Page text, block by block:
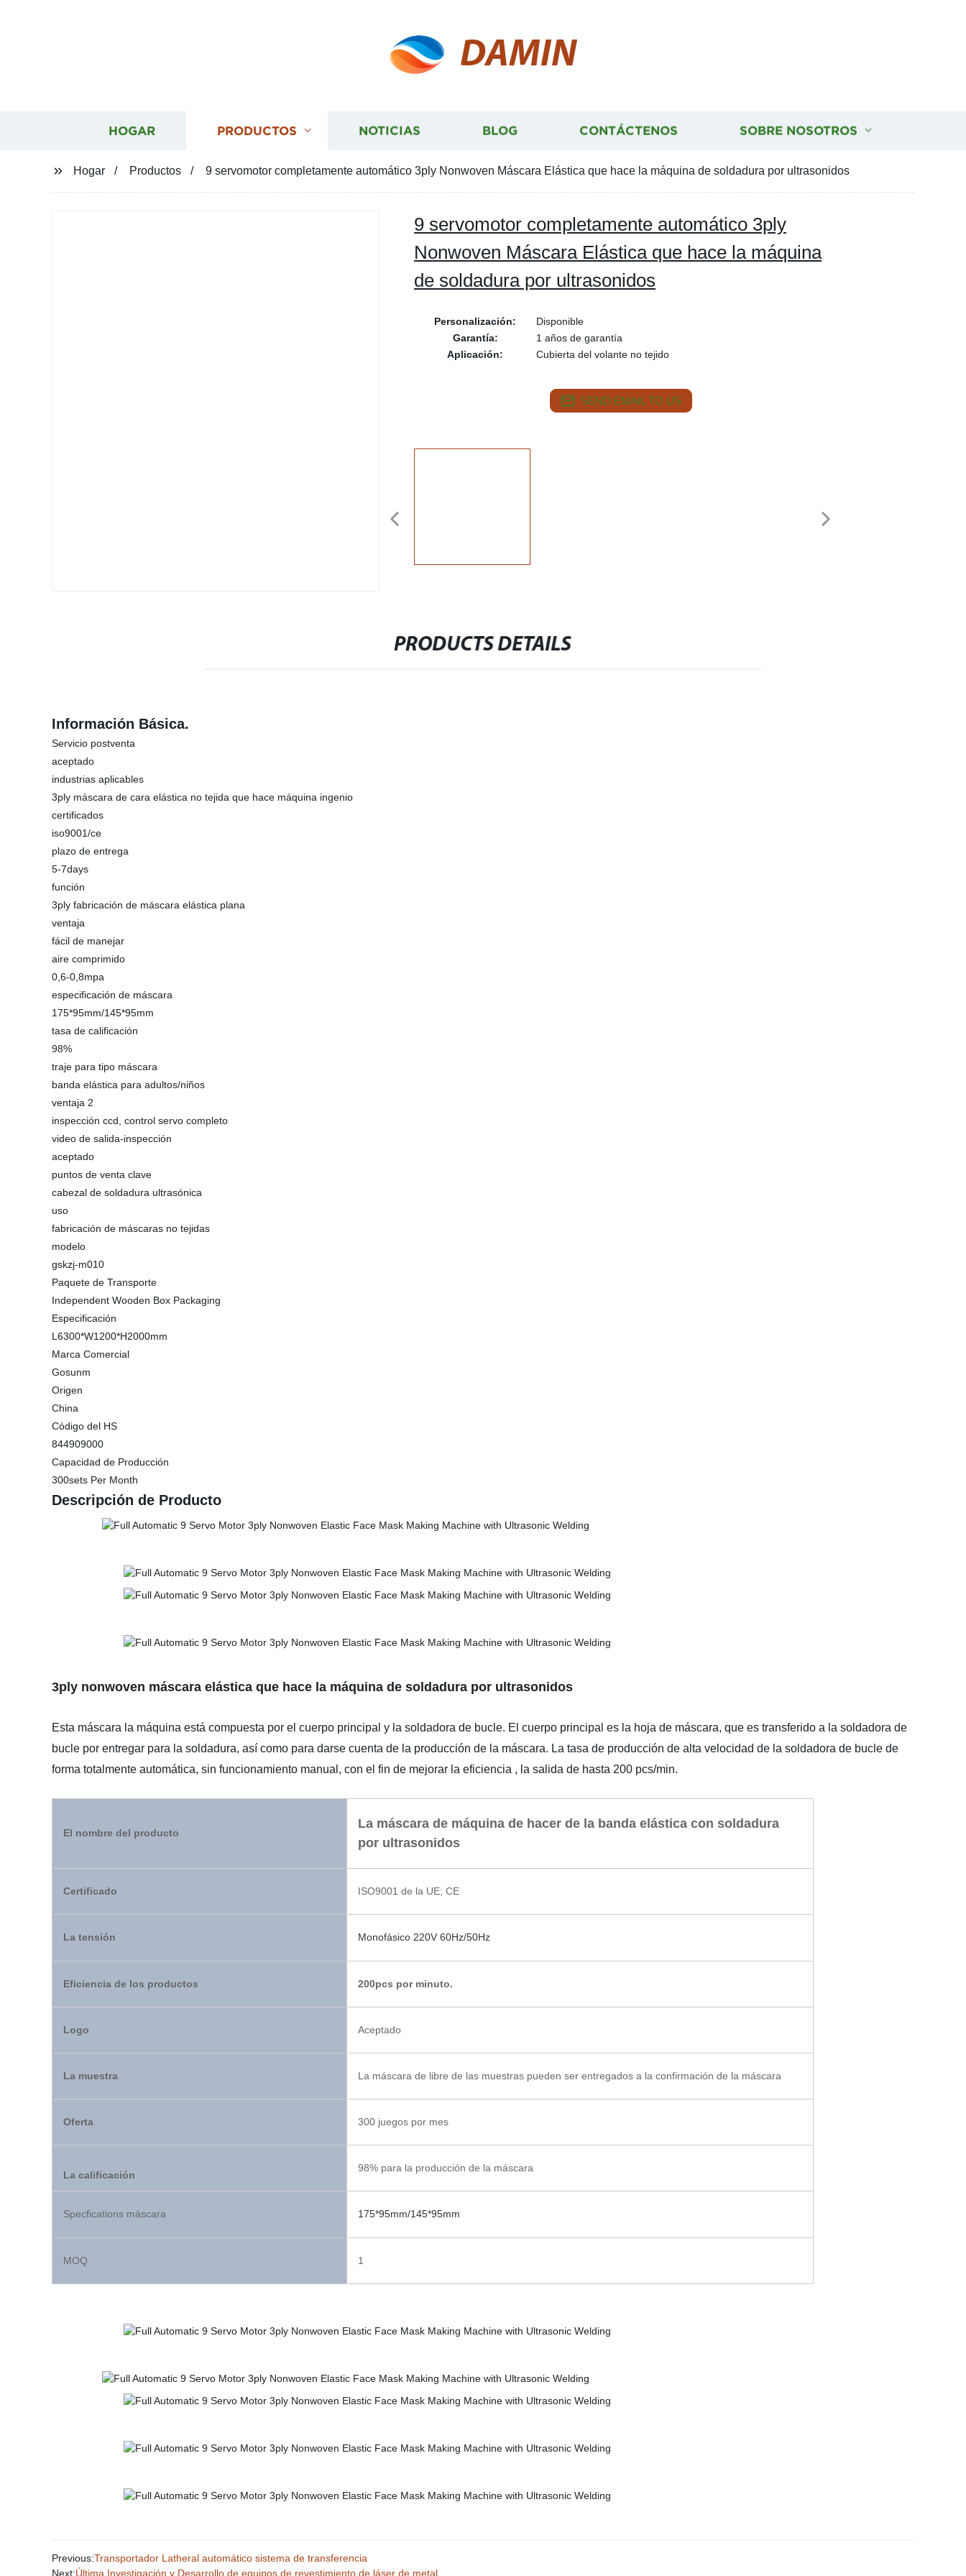
DAMIN
HOGAR PRODUCTOS NOTICIAS BLOG CONTÁCTENOS SOBRE NOSOTROS
Hogar Productos 9 servomotor completamente automático 3ply Nonwoven Máscara Elástica que hace la máquina de soldadura por ultrasonidos
9 servomotor completamente automático 3ply
Nonwoven Máscara Elástica que hace la máquina
de soldadura por ultrasonidos
Personalización:
Disponible
Garantía:
1 años de garantía
Aplicación:
Cubierta del volante no tejido
SEND EMAIL TO US
PRODUCTS DETAILS
Información Básica.
Servicio postventa
aceptado
industrias aplicables
3ply máscara de cara elástica no tejida que hace máquina ingenio
certificados
iso9001/ce
plazo de entrega
5-7days
función
3ply fabricación de máscara elástica plana
ventaja
fácil de manejar
aire comprimido
0,6-0,8mpa
especificación de máscara
175*95mm/145*95mm
tasa de calificación
98%
traje para tipo máscara
banda elástica para adultos/niños
ventaja 2
inspección ccd, control servo completo
video de salida-inspección
aceptado
puntos de venta clave
cabezal de soldadura ultrasónica
uso
fabricación de máscaras no tejidas
modelo
gskzj-m010
Paquete de Transporte
Independent Wooden Box Packaging
Especificación
L6300*W1200*H2000mm
Marca Comercial
Gosunm
Origen
China
Código del HS
844909000
Capacidad de Producción
300sets Per Month
Descripción de Producto
3ply nonwoven máscara elástica que hace la máquina de soldadura por ultrasonidos
Esta máscara la máquina está compuesta por el cuerpo principal y la soldadora de bucle. El cuerpo principal es la hoja de máscara, que es transferido a la soldadora de
bucle por entregar para la soldadura, así como para darse cuenta de la producción de la máscara. La tasa de producción de alta velocidad de la soldadora de bucle de
forma totalmente automática, sin funcionamiento manual, con el fin de mejorar la eficiencia , la salida de hasta 200 pcs/min.
El nombre del producto
La máscara de máquina de hacer de la banda elástica con soldadura
por ultrasonidos
Certificado ISO9001 de la UE; CE
La tensión Monofásico 220V 60Hz/50Hz
Eficiencia de los productos 200pcs por minuto.
Logo Aceptado
La muestra La máscara de libre de las muestras pueden ser entregados a la confirmación de la máscara
Oferta 300 juegos por mes
La calificación
98% para la producción de la máscara
Specfications máscara 175*95mm/145*95mm
MOQ 1
Previous:Transportador Latheral automático sistema de transferencia
Next:Última Investigación y Desarrollo de equipos de revestimiento de láser de metal